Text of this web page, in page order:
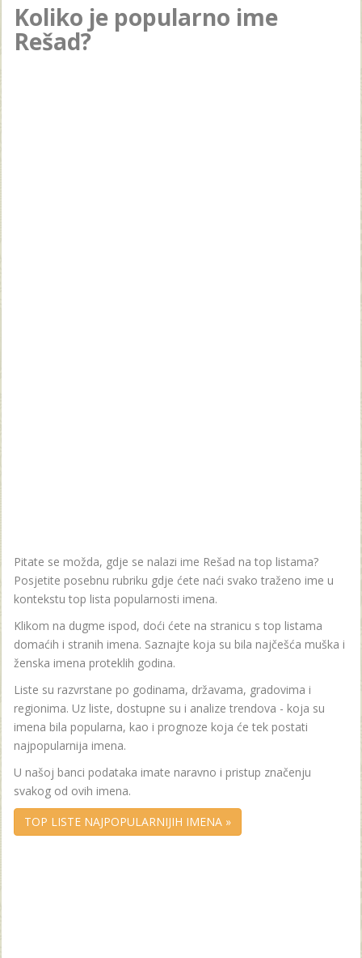
Koliko je popularno ime
Rešad?
Pitate se možda, gdje se nalazi ime Rešad na top listama?
Posjetite posebnu rubriku gdje ćete naći svako traženo ime u
kontekstu top lista popularnosti imena.
Klikom na dugme ispod, doći ćete na stranicu s top listama
domaćih i stranih imena. Saznajte koja su bila najčešća muška i
ženska imena proteklih godina.
Liste su razvrstane po godinama, državama, gradovima i
regionima. Uz liste, dostupne su i analize trendova - koja su
imena bila popularna, kao i prognoze koja će tek postati
najpopularnija imena.
U našoj banci podataka imate naravno i pristup značenju
svakog od ovih imena.
TOP LISTE NAJPOPULARNIJIH IMENA »